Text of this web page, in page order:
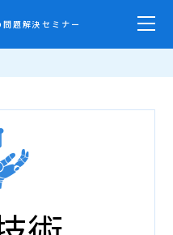
題解決セミナー